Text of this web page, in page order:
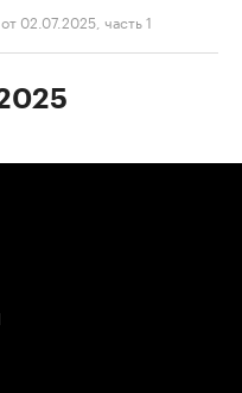
02.07.2025, часть 1